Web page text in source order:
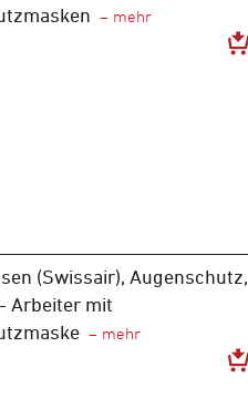
(Swissair), Augenschutz,
Arbeiter mit